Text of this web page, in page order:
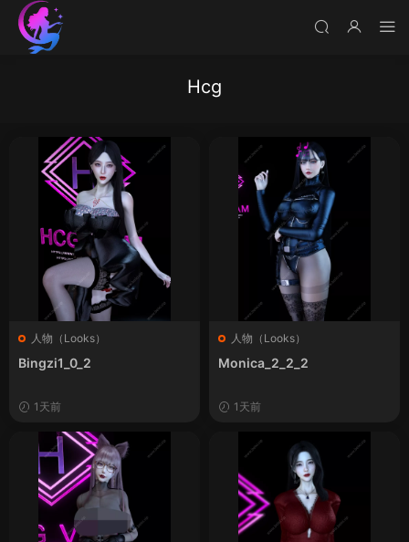
Hcg
人物（Looks）
Bingzi1_0_2
1天前
人物（Looks）
Monica_2_2_2
1天前